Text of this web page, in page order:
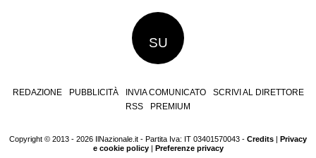
SU
REDAZIONE PUBBLICITÀ INVIA COMUNICATO
SCRIVI AL DIRETTORE
RSS
PREMIUM
Copyright © 2013 - 2026 IlNazionale.it - Partita Iva: IT 03401570043 - Credits | Privacy
e cookie policy| Preferenze privacy